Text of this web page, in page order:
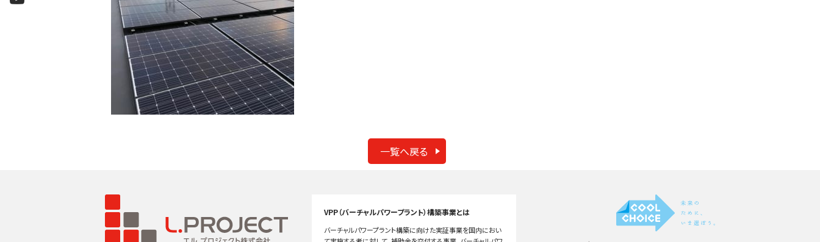
一覧へ戻る
VPP（バーチャルパワープラント）構築事業とは
バーチャルパワープラント構築に向けた実証事業を国内におい